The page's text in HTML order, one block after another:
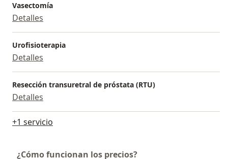
Vasectomía
Detalles
Urofisioterapia
Detalles
Resección transuretral de próstata (RTU)
Detalles
+1 servicio
¿Cómo funcionan los precios?